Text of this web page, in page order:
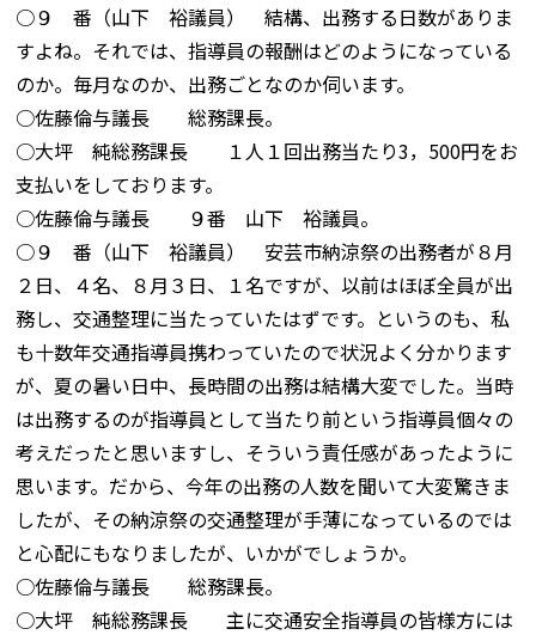
○９ 番（山下 裕議員） 結構、出務する日数がありま
すよね。それでは、指導員の報酬はどのようになっている
のか。毎月なのか、出務ごとなのか伺います。
○佐藤倫与議長 総務課長。
○大坪 純総務課長 １人１回出務当たり3，500円をお
支払いをしております。
○佐藤倫与議長 ９番 山下 裕議員。
○９ 番（山下 裕議員） 安芸市納涼祭の出務者が８月
２日、４名、８月３日、１名ですが、以前はほぼ全員が出
務し、交通整理に当たっていたはずです。というのも、私
も十数年交通指導員携わっていたので状況よく分かります
が、夏の暑い日中、長時間の出務は結構大変でした。当時
は出務するのが指導員として当たり前という指導員個々の
考えだったと思いますし、そういう責任感があったように
思います。だから、今年の出務の人数を聞いて大変驚きま
したが、その納涼祭の交通整理が手薄になっているのでは
と心配にもなりましたが、いかがでしょうか。
○佐藤倫与議長 総務課長。
○大坪 純総務課長 主に交通安全指導員の皆様方には